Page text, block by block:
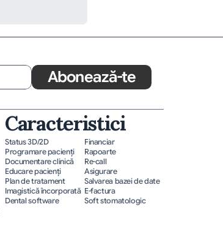
Abonează-te
Caracteristici
Status 3D/2D
Programare pacienţi
Documentare clinică
Educare pacienţi
Plan de tratament
Imagistică încorporată
Dental software
Financiar
Rapoarte
Re-call
Asigurare
Salvarea bazei de date
E-factura
Soft stomatologic